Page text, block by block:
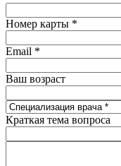
Номер карты *
Email *
Ваш возраст
Краткая тема вопроса